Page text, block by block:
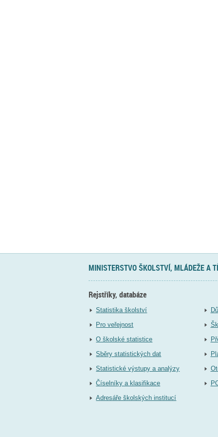
MINISTERSTVO ŠKOLSTVÍ, MLÁDEŽE A
Rejstříky, databáze
Statistika školství
Pro veřejnost
O školské statistice
Sběry statistických dat
Statistické výstupy a analýzy
Číselníky a klasifikace
Adresáře školských institucí